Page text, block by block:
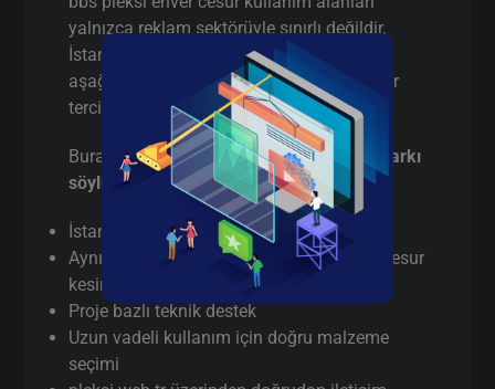
yalnızca reklam sektörüyle sınırlı değildir.
İstanbul’da faaliyet gösteren birçok firma
aşağıdaki alanlarda bbs pleksi enver cesur
tercih etmektedir:
Burada pazarlama yapmıyorum,gerçek farkı
söylüyorum
İstanbul’da gerçek üretici(aracı değil)
Aynı gün / hızlı terminli bbs pleksi enver cesur
kesim
Proje bazlı teknik destek
Uzun vadeli kullanım için doğru malzeme
seçimi